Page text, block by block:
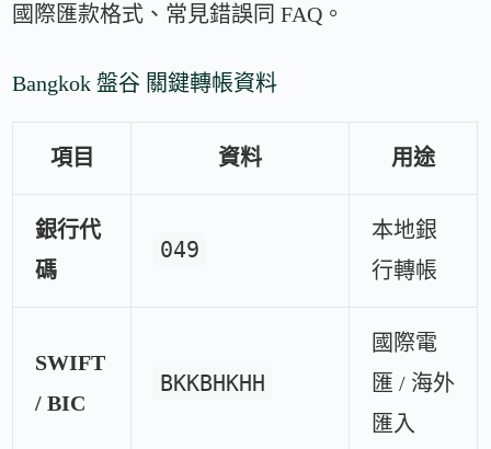
國際匯款格式、常見錯誤同 FAQ。
Bangkok 盤谷 關鍵轉帳資料
項目 資料 用途
銀行代
碼
049
本地銀
行轉帳
SWIFT
/ BIC
BKKBHKHH
國際電
匯 / 海外
匯入